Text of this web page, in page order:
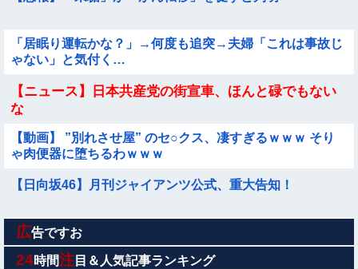
「居眠り運転かな？」→何度も追突→夫婦「これは事故じ
ゃない」と気付く…
【ニュース】日本共産党の街宣車、ほんと碌でもない
な
【動画】 ”別れさせ屋” のセ○クス、凄すぎるｗｗｗ そり
ゃ肉便器に堕ちるわｗｗｗ
【日向坂46】月刊ジャイアンツ公式、重大告知！
【画像】小倉ゆうか(27)さん、7年ぶり『FRIDAY』表紙で
神ボディ大解放
広告ですお
24時間注 目＆人気記事ランキング